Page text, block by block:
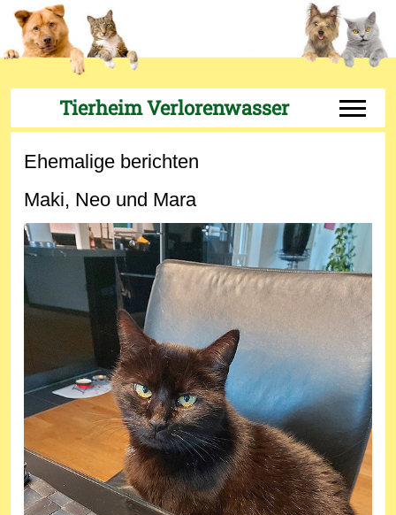
Tierheim Verlorenwasser Off-
Ehemalige berichten
Maki, Neo und Mara